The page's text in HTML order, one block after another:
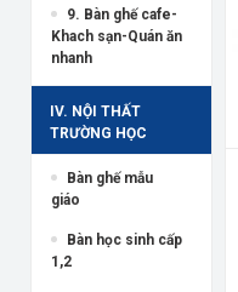
9. Bàn ghế cafe-
Khach sạn-Quán ăn
nhanh
IV. NỘI THẤT
TRƯỜNG HỌC
Bàn ghế mẫu
giáo
Bàn học sinh cấp
1,2